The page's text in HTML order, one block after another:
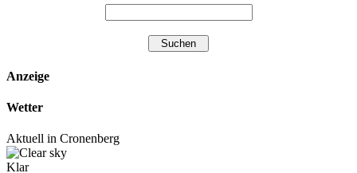
Anzeige
Wetter
Aktuell in Cronenberg
Klar